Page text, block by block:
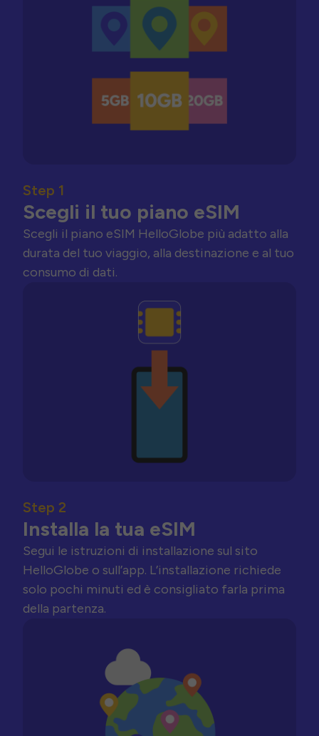
Step 1
Scegli il tuo piano eSIM
Scegli il piano eSIM HelloGlobe più adatto alla
durata del tuo viaggio, alla destinazione e al tuo
consumo di dati.
Step 2
Installa la tua eSIM
Segui le istruzioni di installazione sul sito
HelloGlobe o sull’app. L’installazione richiede
solo pochi minuti ed è consigliato farla prima
della partenza.